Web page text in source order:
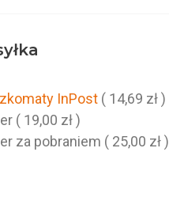
InPost ( 14,69 zł )
( 19,00 zł )
za pobraniem ( 25,00 zł )